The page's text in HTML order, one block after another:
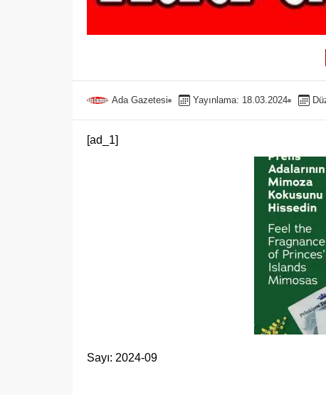
Ada Gazetesi Yayınlama: 18.03.2024
[ad_1]
Sayı: 2024-09